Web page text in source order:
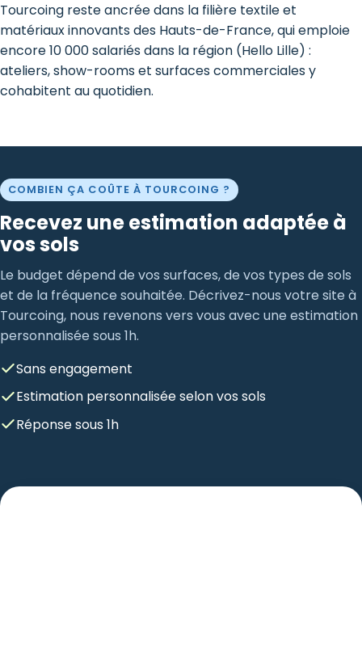
Tourcoing reste ancrée dans la filière textile et
matériaux innovants des Hauts-de-France, qui emploie
encore 10 000 salariés dans la région (Hello Lille) :
ateliers, show-rooms et surfaces commerciales y
cohabitent au quotidien.
COMBIEN ÇA COÛTE À TOURCOING ?
Recevez une estimation adaptée à
vos sols
Le budget dépend de vos surfaces, de vos types de sols
et de la fréquence souhaitée. Décrivez-nous votre site à
Tourcoing, nous revenons vers vous avec une estimation
personnalisée sous 1h.
Sans engagement
Estimation personnalisée selon vos sols
Réponse sous 1h